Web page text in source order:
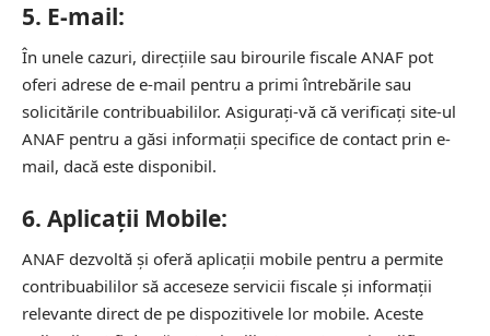
5. E-mail:
În unele cazuri, direcțiile sau birourile fiscale ANAF pot
oferi adrese de e-mail pentru a primi întrebările sau
solicitările contribuabililor. Asigurați-vă că verificați site-ul
ANAF pentru a găsi informații specifice de contact prin e-
mail, dacă este disponibil.
6. Aplicații Mobile:
ANAF dezvoltă și oferă aplicații mobile pentru a permite
contribuabililor să acceseze servicii fiscale și informații
relevante direct de pe dispozitivele lor mobile. Aceste